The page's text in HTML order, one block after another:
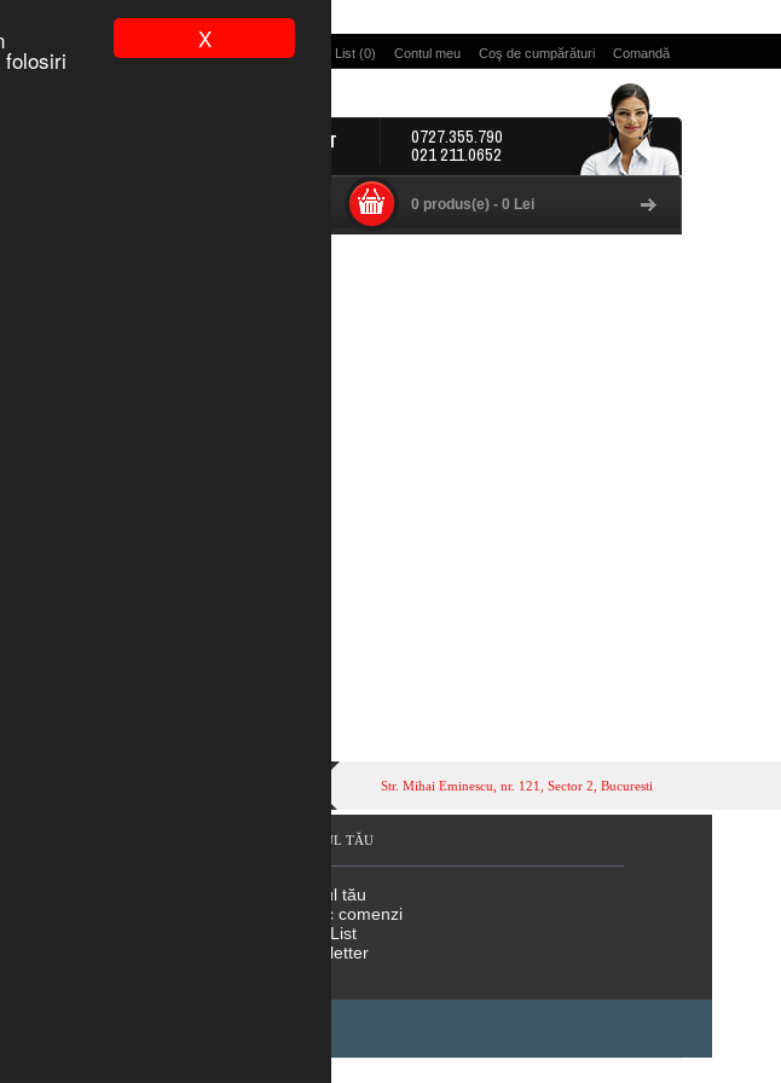
X Wish List (0) Contul meu Coş de cumpărături Comandă
0727.355.790
021 211.0652
CONTACT
0 produs(e) - 0 Lei
Str. Mihai Eminescu, nr. 121, Sector 2, Bucuresti
CONTUL TĂU
Contul tău
Istoric comenzi
Wish List
Newsletter